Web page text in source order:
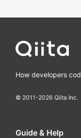
How developers
© 2011-2026 Qiita Inc.
Guide & Help